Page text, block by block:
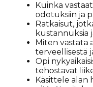
Kuinka
odotuksiin ja
Ratkaisut,
kustannuksia
Miten vastata
terveellisestä
Opi
tehostavat
Käsittele alan